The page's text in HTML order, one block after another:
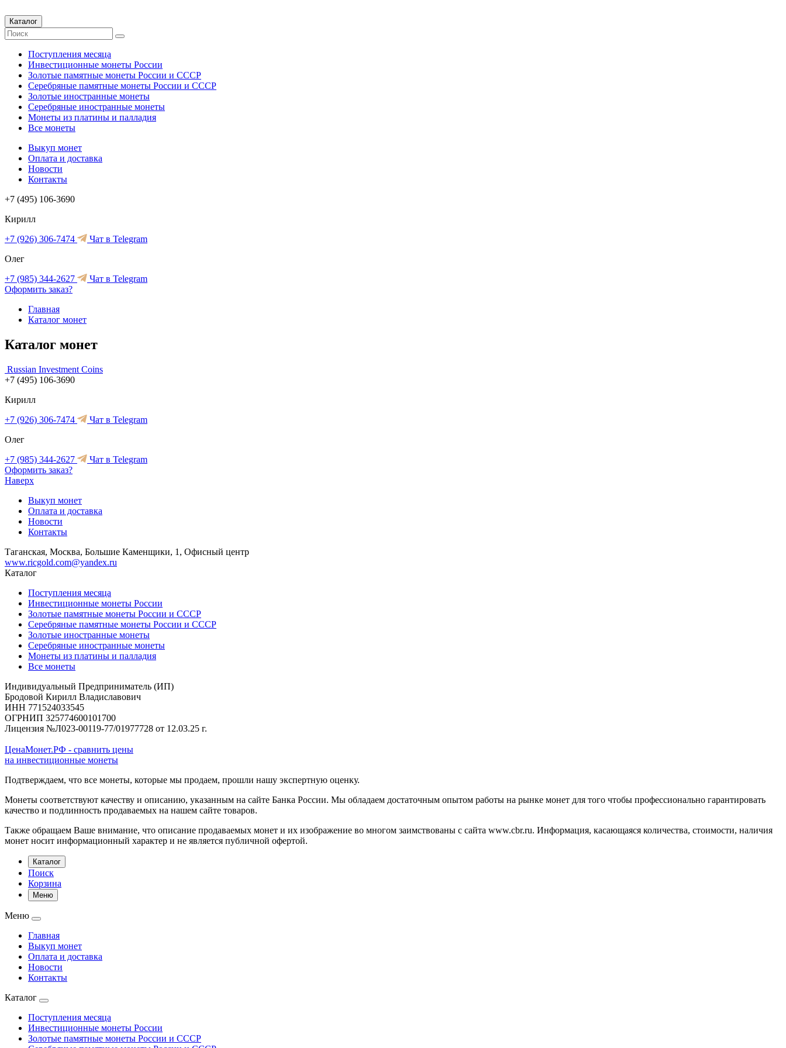
Каталог
Поступления месяца
Инвестиционные монеты России
Золотые памятные монеты России и СССР
Серебряные памятные монеты России и СССР
Золотые иностранные монеты
Серебряные иностранные монеты
Монеты из платины и палладия
Все монеты
Выкуп монет
Оплата и доставка
Новости
Контакты
+7 (495) 106-3690
Кирилл
+7 (926) 306-7474
Чат в Telegram
Олег
+7 (985) 344-2627
Чат в Telegram
Оформить заказ?
Главная
Каталог монет
Каталог монет
Russian Investment Coins
+7 (495) 106-3690
Кирилл
+7 (926) 306-7474
Чат в Telegram
Олег
+7 (985) 344-2627
Чат в Telegram
Оформить заказ?
Наверх
Выкуп монет
Оплата и доставка
Новости
Контакты
Таганская, Москва, Большие Каменщики, 1, Офисный центр
www.ricgold.com@yandex.ru
Каталог
Поступления месяца
Инвестиционные монеты России
Золотые памятные монеты России и СССР
Серебряные памятные монеты России и СССР
Золотые иностранные монеты
Серебряные иностранные монеты
Монеты из платины и палладия
Все монеты
Индивидуальный Предприниматель (ИП)
Бродовой Кирилл Владиславович
ИНН 771524033545
ОГРНИП 325774600101700
Лицензия №Л023-00119-77/01977728 от 12.03.25 г.
ЦенаМонет.РФ - сравнить цены
на инвестиционные монеты
Подтверждаем, что все монеты, которые мы продаем, прошли нашу экспертную оценку.
Монеты соответствуют качеству и описанию, указанным на сайте Банка России. Мы обладаем достаточным опытом работы на рынке монет для того чтобы профессионально гарантировать
качество и подлинность продаваемых на нашем сайте товаров.
Также обращаем Ваше внимание, что описание продаваемых монет и их изображение во многом заимствованы с сайта www.cbr.ru. Информация, касающаяся количества, стоимости, наличия
монет носит информационный характер и не является публичной офертой.
Каталог
Поиск
Корзина
Меню
Меню
Главная
Выкуп монет
Оплата и доставка
Новости
Контакты
Каталог
Поступления месяца
Инвестиционные монеты России
Золотые памятные монеты России и СССР